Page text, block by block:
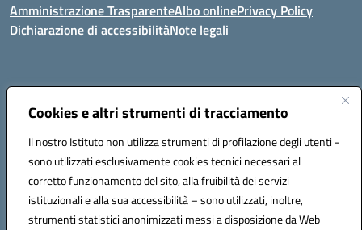
Cookies e altri strumenti di tracciamento
Il nostro Istituto non utilizza strumenti di profilazione degli utenti -
sono utilizzati esclusivamente cookies tecnici necessari al
corretto funzionamento del sito, alla fruibilità dei servizi
istituzionali e alla sua accessibilità – sono utilizzati, inoltre,
strumenti statistici anonimizzati messi a disposizione da Web
Amministrazione TrasparenteAlbo onlinePrivacy Policy
Dichiarazione di accessibilitàNote legali
Centralino:
Posta elettronica certificata (PEC):tpis02200a@pec.istruzione.it
Codice fiscale: 93066580817
Codice meccanografico:TPIS02200A
VIA CESARÒ, 36 - 91016 ERICE - CASA SANTA (TP)
Telefono: 0923569559